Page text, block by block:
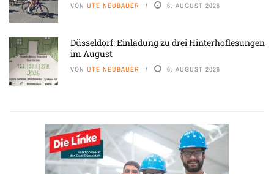
VON UTE NEUBAUER 6. AUGUST 2026
Düsseldorf: Einladung zu drei Hinterhoflesungen
im August
VON UTE NEUBAUER 6. AUGUST 2026